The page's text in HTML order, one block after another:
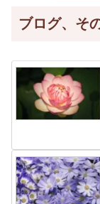
ブログ、そ